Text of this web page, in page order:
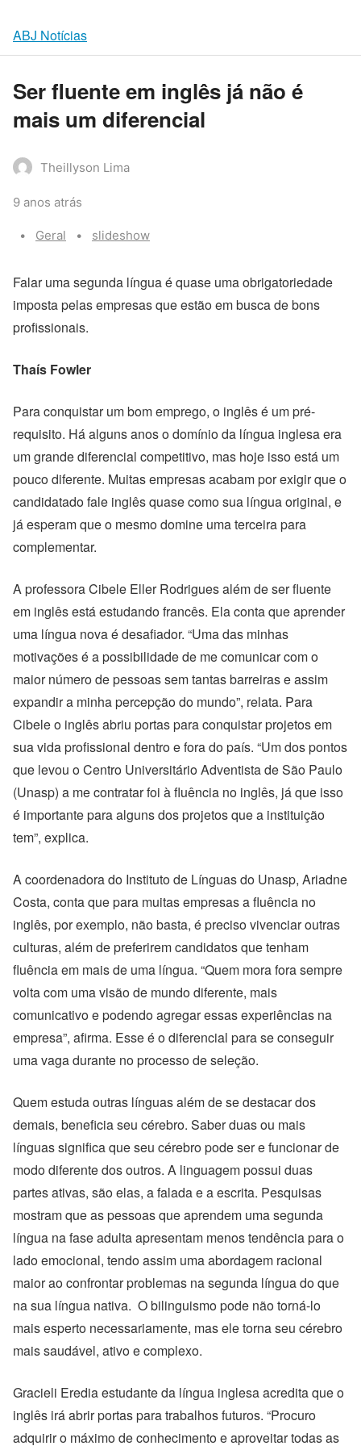
ABJ Notícias
Ser fluente em inglês já não é
mais um diferencial
Theillyson Lima
9 anos atrás
Categories:
Geral Tags:
slideshow
Falar uma segunda língua é quase uma obrigatoriedade
imposta pelas empresas que estão em busca de bons
profissionais.
Thaís Fowler
Para conquistar um bom emprego, o inglês é um pré-
requisito. Há alguns anos o domínio da língua inglesa era
um grande diferencial competitivo, mas hoje isso está um
pouco diferente. Muitas empresas acabam por exigir que o
candidatado fale inglês quase como sua língua original, e
já esperam que o mesmo domine uma terceira para
complementar.
A professora Cibele Eller Rodrigues além de ser fluente
em inglês está estudando francês. Ela conta que aprender
uma língua nova é desafiador. “Uma das minhas
motivações é a possibilidade de me comunicar com o
maior número de pessoas sem tantas barreiras e assim
expandir a minha percepção do mundo”, relata. Para
Cibele o inglês abriu portas para conquistar projetos em
sua vida profissional dentro e fora do país. “Um dos pontos
que levou o Centro Universitário Adventista de São Paulo
(Unasp) a me contratar foi à fluência no inglês, já que isso
é importante para alguns dos projetos que a instituição
tem”, explica.
A coordenadora do Instituto de Línguas do Unasp, Ariadne
Costa, conta que para muitas empresas a fluência no
inglês, por exemplo, não basta, é preciso vivenciar outras
culturas, além de preferirem candidatos que tenham
fluência em mais de uma língua. “Quem mora fora sempre
volta com uma visão de mundo diferente, mais
comunicativo e podendo agregar essas experiências na
empresa”, afirma. Esse é o diferencial para se conseguir
uma vaga durante no processo de seleção.
Quem estuda outras línguas além de se destacar dos
demais, beneficia seu cérebro. Saber duas ou mais
línguas significa que seu cérebro pode ser e funcionar de
modo diferente dos outros. A linguagem possui duas
partes ativas, são elas, a falada e a escrita. Pesquisas
mostram que as pessoas que aprendem uma segunda
língua na fase adulta apresentam menos tendência para o
lado emocional, tendo assim uma abordagem racional
maior ao confrontar problemas na segunda língua do que
na sua língua nativa. O bilinguismo pode não torná-lo
mais esperto necessariamente, mas ele torna seu cérebro
mais saudável, ativo e complexo.
Gracieli Eredia estudante da língua inglesa acredita que o
inglês irá abrir portas para trabalhos futuros. “Procuro
adquirir o máximo de conhecimento e aproveitar todas as